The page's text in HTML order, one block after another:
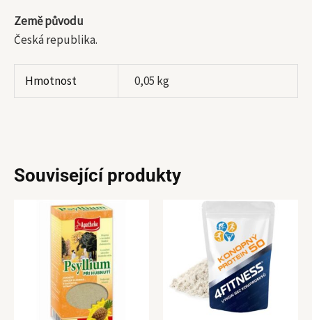
Země původu
Česká republika.
Hmotnost 0,05 kg
Související produkty